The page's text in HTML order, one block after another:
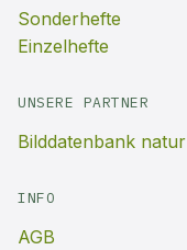
Sonderhefte
Einzelhefte
UNSERE PARTNER
Bilddatenbank natur
INFO
AGB